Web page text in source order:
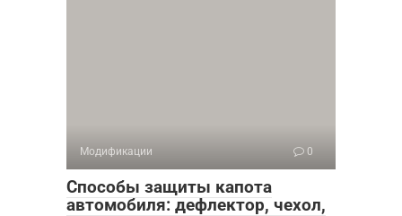
Модификации 0
Способы защиты капота
автомобиля: дефлектор, чехол,